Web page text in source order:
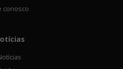
conosco